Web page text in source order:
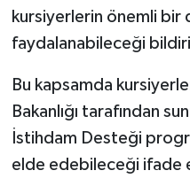
kursiyerlerin önemli bir
faydalanabileceği
Bu kapsamda
Bakanlığı tarafından
İstihdam Desteği
elde edebileceği ifade